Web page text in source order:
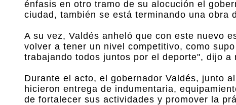
énfasis en otro tramo de su alocución el
ciudad, también se está terminando una obra
A su vez, Valdés anheló que con este nuevo
volver a tener un nivel competitivo, como
trabajando todos juntos por el deporte", dijo a
Durante el acto, el gobernador Valdés, junto
hicieron entrega de indumentaria,
de fortalecer sus actividades y promover la